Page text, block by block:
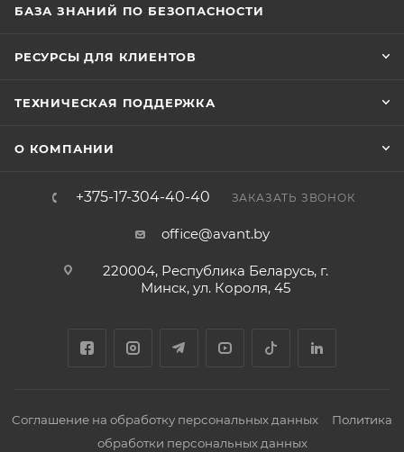
БАЗА ЗНАНИЙ ПО БЕЗОПАСНОСТИ
РЕСУРСЫ ДЛЯ КЛИЕНТОВ
ТЕХНИЧЕСКАЯ ПОДДЕРЖКА
О КОМПАНИИ
+375-17-304-40-40 ЗАКАЗАТЬ ЗВОНОК
office@avant.by
220004, Республика Беларусь, г.
Минск, ул. Короля, 45
Соглашение на обработку персональных данных
Политика
обработки персональных данных